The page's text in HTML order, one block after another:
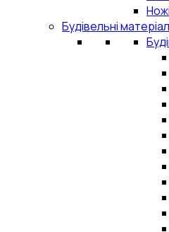
Будівельні